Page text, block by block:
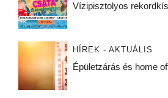
Vízipisztolyos
HÍREK - AKTUÁLIS
Épületzárás és home